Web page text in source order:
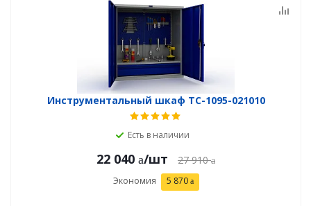
Инструментальный шкаф TC-1095-021010
Есть в наличии
22 040 /шт 27 910
Экономия 5 870